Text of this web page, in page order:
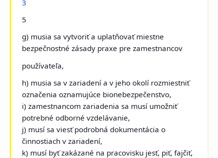
3
5
g) musia sa vytvoriť a uplatňovať miestne
bezpečnostné zásady praxe pre zamestnancov
používateľa,
h) musia sa v zariadení a v jeho okolí rozmiestniť
označenia oznamujúce bionebezpečenstvo,
i) zamestnancom zariadenia sa musí umožniť
potrebné odborné vzdelávanie,
j) musí sa viesť podrobná dokumentácia o
činnostiach v zariadení,
k) musí byť zakázané na pracovisku jesť, piť, fajčiť,